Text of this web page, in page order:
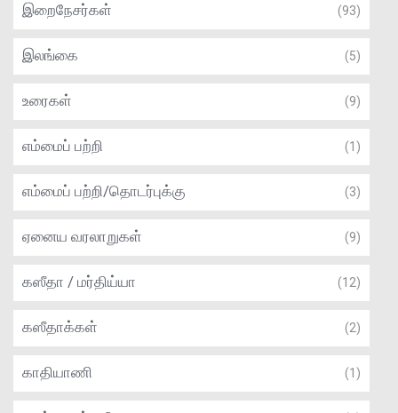
இறைநேசர்கள் (93)
இலங்கை (5)
உரைகள் (9)
எம்மைப் பற்றி (1)
எம்மைப் பற்றி/தொடர்புக்கு (3)
ஏனைய வரலாறுகள் (9)
கஸீதா / மர்திய்யா (12)
கஸீதாக்கள் (2)
காதியாணி (1)